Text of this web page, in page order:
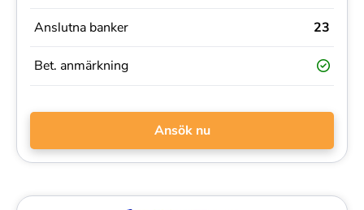
Anslutna banker 23
Bet. anmärkning
Ansök nu